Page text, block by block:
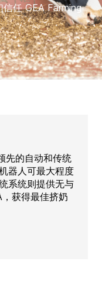
任 GEA Farming
先的自动和传统
器人可最大程度
系统则提供无与
获得最佳挤奶